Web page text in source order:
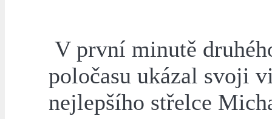
V první minutě
poločasu ukázal svoji
nejlepšího střelce